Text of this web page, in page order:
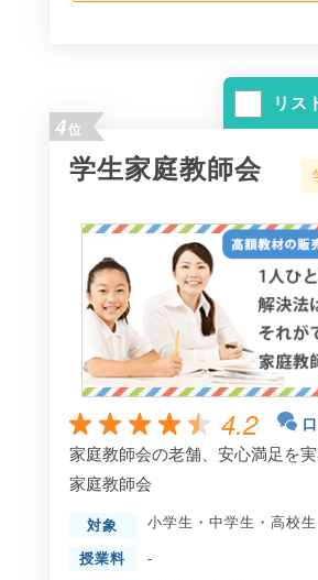
リス
4位
学生家庭教師会
4.2
家庭教師会の老舗、安心満足を
家庭教師会
対象 小学生 ・ 中学生 ・ 高校生
授業料 -